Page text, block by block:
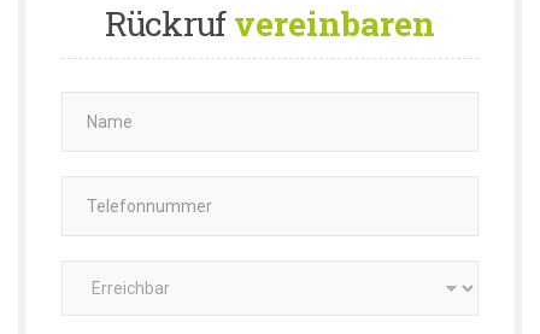
Rückrufvereinbaren